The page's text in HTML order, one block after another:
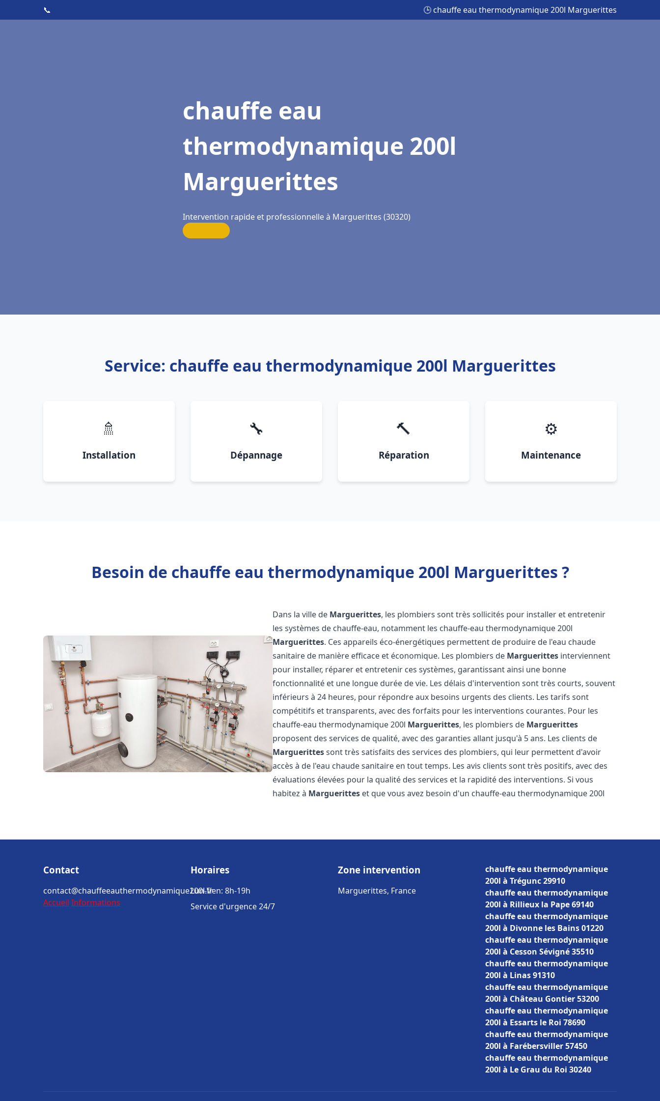
📞 🕒 chauffe eau thermodynamique 200l Marguerittes
chauffe eau
thermodynamique 200l
Marguerittes
Intervention rapide et professionnelle à Marguerittes (30320)
Service: chauffe eau thermodynamique 200l Marguerittes
🚿
Installation
🔧
Dépannage
🔨
Réparation
⚙️
Maintenance
Besoin de chauffe eau thermodynamique 200l Marguerittes ?
Dans la ville de Marguerittes, les plombiers sont très sollicités pour installer et entretenir
les systèmes de chauffe-eau, notamment les chauffe-eau thermodynamique 200l
Marguerittes. Ces appareils éco-énergétiques permettent de produire de l'eau chaude
sanitaire de manière efficace et économique. Les plombiers de Marguerittes interviennent
pour installer, réparer et entretenir ces systèmes, garantissant ainsi une bonne
fonctionnalité et une longue durée de vie. Les délais d'intervention sont très courts, souvent
inférieurs à 24 heures, pour répondre aux besoins urgents des clients. Les tarifs sont
compétitifs et transparents, avec des forfaits pour les interventions courantes. Pour les
chauffe-eau thermodynamique 200l Marguerittes, les plombiers de Marguerittes
proposent des services de qualité, avec des garanties allant jusqu'à 5 ans. Les clients de
Marguerittessont très satisfaits des services des plombiers, qui leur permettent d'avoir
accès à de l'eau chaude sanitaire en tout temps. Les avis clients sont très positifs, avec des
évaluations élevées pour la qualité des services et la rapidité des interventions. Si vous
habitez à Marguerittes et que vous avez besoin d'un chauffe-eau thermodynamique 200l
Contact
contact@chauffeeauthermodynamique200l.fr
Accueil Informations
Horaires
Lun-Ven: 8h-19h
Service d'urgence 24/7
Zone intervention
Marguerittes, France
chauffe eau thermodynamique
200l à Trégunc 29910
chauffe eau thermodynamique
200l à Rillieux la Pape 69140
chauffe eau thermodynamique
200l à Divonne les Bains 01220
chauffe eau thermodynamique
200l à Cesson Sévigné 35510
chauffe eau thermodynamique
200l à Linas 91310
chauffe eau thermodynamique
200l à Château Gontier 53200
chauffe eau thermodynamique
200l à Essarts le Roi 78690
chauffe eau thermodynamique
200l à Farébersviller 57450
chauffe eau thermodynamique
200l à Le Grau du Roi 30240